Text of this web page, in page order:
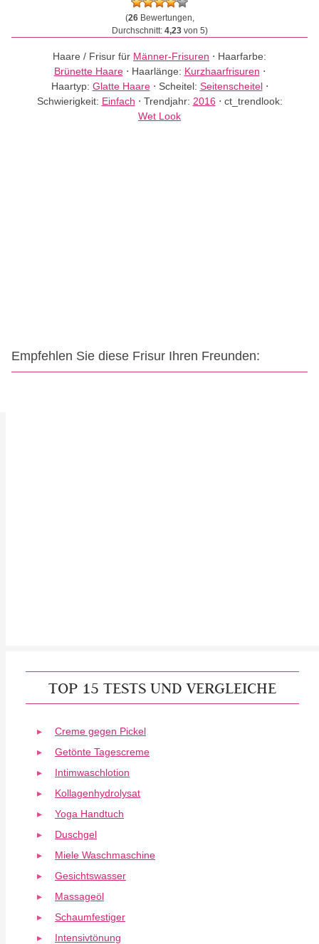
(26Bewertungen,
Durchschnitt: 4,23von 5)
Haare / Frisur für Männer-Frisuren ⋅ Haarfarbe:
Brünette Haare⋅ Haarlänge: Kurzhaarfrisuren ⋅
Haartyp: Glatte Haare⋅ Scheitel: Seitenscheitel⋅
Schwierigkeit: Einfach ⋅ Trendjahr: 2016 ⋅ ct_trendlook:
Wet Look
Empfehlen Sie diese Frisur Ihren Freunden:
TOP 15 TESTS UND VERGLEICHE
Creme gegen Pickel
Getönte Tagescreme
Intimwaschlotion
Kollagenhydrolysat
Yoga Handtuch
Duschgel
Miele Waschmaschine
Gesichtswasser
Massageöl
Schaumfestiger
Intensivtönung